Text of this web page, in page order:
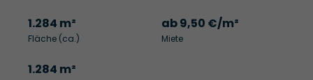
1.284 m²
Fläche (ca.)
ab 9,50 €/m²
Miete
1.284 m²